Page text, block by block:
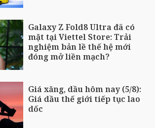
Galaxy Z Fold8 Ultra đã có
mặt tại Viettel Store: Trải
nghiệm bản lề thế hệ mới
đóng mở liền mạch?
Giá xăng, dầu hôm nay (5/8):
Giá dầu thế giới tiếp tục lao
dốc